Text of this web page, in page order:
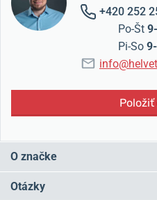
+420 252
Po-Št
Pi-So
O značke
Traser získal svetovú známosť
technológii
Otázky